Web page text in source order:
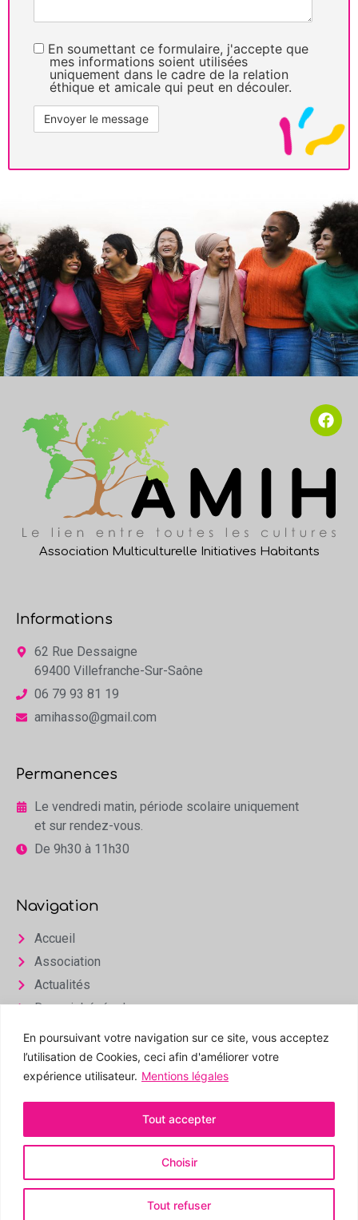
En poursuivant votre navigation sur ce site, vous acceptez
l’utilisation de Cookies, ceci afin d'améliorer votre
expérience utilisateur. Mentions légales
Choisir
Tout refuser
Tout accepter
En soumettant ce formulaire, j'accepte que
mes informations soient utilisées
uniquement dans le cadre de la relation
éthique et amicale qui peut en découler.
Association Multiculturelle Initiatives Habitants
Informations
62 Rue Dessaigne
69400 Villefranche-Sur-Saône
06 79 93 81 19
amihasso@gmail.com
Permanences
Le vendredi matin, période scolaire uniquement
et sur rendez-vous.
De 9h30 à 11h30
Navigation
Accueil
Association
Actualités
Devenir bénévole
Infos & Contact
Espace privé
© Tous droits réservés -Mentions légales
Agence Web Lyon